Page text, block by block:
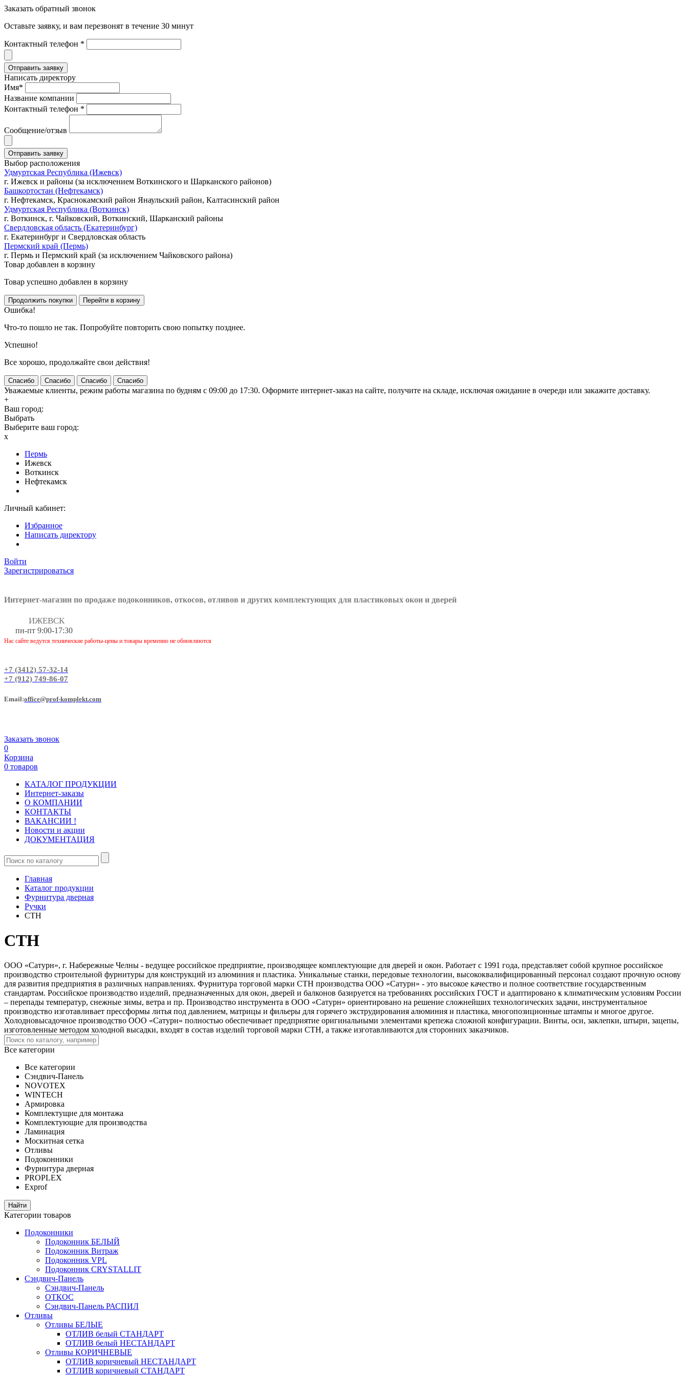
Заказать обратный звонок
Оставьте заявку, и вам перезвонят в течение 30 минут
Контактный телефон *
Написать директору
Имя*
Название компании
Контактный телефон *
Сообщение/отзыв
Выбор расположения
Удмуртская Республика (Ижевск)
г. Ижевск и районы (за исключением Воткинского и Шарканского районов)
Башкортостан (Нефтекамск)
г. Нефтекамск, Краснокамский район Янаульский район, Калтасинский район
Удмуртская Республика (Воткинск)
г. Воткинск, г. Чайковский, Воткинский, Шарканский районы
Свердловская область (Екатеринбург)
г. Екатеринбург и Свердловская область
Пермский край (Пермь)
г. Пермь и Пермский край (за исключением Чайковского района)
Товар добавлен в корзину
Товар успешно добавлен в корзину
Ошибка!
Что-то пошло не так. Попробуйте повторить свою попытку позднее.
Успешно!
Все хорошо, продолжайте свои действия!
Спасибо Спасибо Спасибо Спасибо
Уважаемые клиенты, режим работы магазина по будням с 09:00 до 17:30. Оформите интернет-заказ на сайте, получите на складе, исключая ожидание в очереди или закажите доставку.
+
Ваш город:
Выбрать
Выберите ваш город:
x
Пермь
Ижевск
Воткинск
Нефтекамск
Личный кабинет:
Избранное
Написать директору
Войти
Зарегистрироваться
Интернет-магазин по продаже подоконников, откосов, отливов и других комплектующих для пластиковых окон и дверей
ИЖЕВСК
пн-пт 9:00-17:30
Нас сайте ведутся технические работы-цены и товары временно не обновляются
+7 (3412) 57-32-14
+7 (912) 749-86-07
Еmail:office@prof-komplekt.com
Заказать звонок
0
Корзина
0 товаров
КАТАЛОГ ПРОДУКЦИИ
Интернет-заказы
О КОМПАНИИ
КОНТАКТЫ
ВАКАНСИИ !
Новости и акции
ДОКУМЕНТАЦИЯ
Главная
Каталог продукции
Фурнитура дверная
Ручки
СТН
СТН
ООО «Сатурн», г. Набережные Челны - ведущее российское предприятие, производящее комплектующие для дверей и окон. Работает с 1991 года, представляет собой крупное российское
производство строительной фурнитуры для конструкций из алюминия и пластика. Уникальные станки, передовые технологии, высококвалифицированный персонал создают прочную основу
для развития предприятия в различных направлениях. Фурнитура торговой марки СТН производства ООО «Сатурн» - это высокое качество и полное соответствие государственным
стандартам. Российское производство изделий, предназначенных для окон, дверей и балконов базируется на требованиях российских ГОСТ и адаптировано к климатическим условиям России
– перепады температур, снежные зимы, ветра и пр. Производство инструмента в ООО «Сатурн» ориентировано на решение сложнейших технологических задачи, инструментальное
производство изготавливает прессформы литья под давлением, матрицы и фильеры для горячего экструдирования алюминия и пластика, многопозиционные штампы и многое другое.
Холодновысадочное производство ООО «Сатурн» полностью обеспечивает предприятие оригинальными элементами крепежа сложной конфигурации. Винты, оси, заклепки, штыри, зацепы,
изготовленные методом холодной высадки, входят в состав изделий торговой марки СТН, а также изготавливаются для сторонних заказчиков.
Все категории
Все категории
Сэндвич-Панель
NOVOTEX
WINTECH
Армировка
Комплектущие для монтажа
Комплектующие для производства
Ламинация
Москитная сетка
Отливы
Подоконники
Фурнитура дверная
PROPLEX
Exprof
Категории товаров
Подоконники
Подоконник БЕЛЫЙ
Подоконник Витраж
Подоконник VPL
Подоконник CRYSTALLIT
Сэндвич-Панель
Сэндвич-Панель
ОТКОС
Сэндвич-Панель РАСПИЛ
Отливы
Отливы БЕЛЫЕ
ОТЛИВ белый СТАНДАРТ
ОТЛИВ белый НЕСТАНДАРТ
Отливы КОРИЧНЕВЫЕ
ОТЛИВ коричневый НЕСТАНДАРТ
ОТЛИВ коричневый СТАНДАРТ